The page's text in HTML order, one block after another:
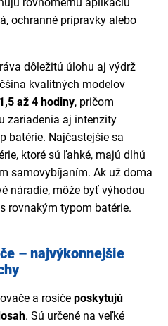
ochranné prípravky alebo
dôležitú úlohu aj výdrž
kvalitných modelov
až 4 hodiny, pričom
zariadenia aj intenzity
batérie. Najčastejšie sa
ktoré sú ľahké, majú dlhú
samovybíjaním. Ak už doma
náradie, môže byť výhodou
rovnakým typom batérie.
– najvýkonnejšie
a rosiče poskytujú
. Sú určené na veľké